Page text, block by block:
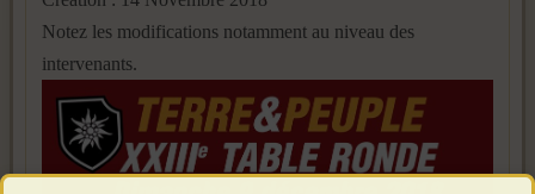
Notez les modifications notamment au niveau des
intervenants.